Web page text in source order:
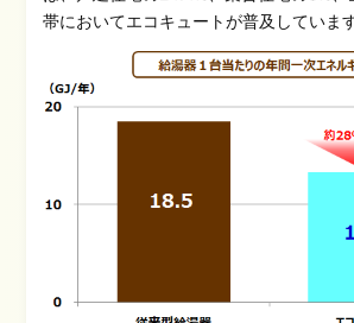
帯においてエコキュートが普及しています